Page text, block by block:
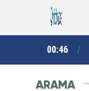
00:46
ARAMA